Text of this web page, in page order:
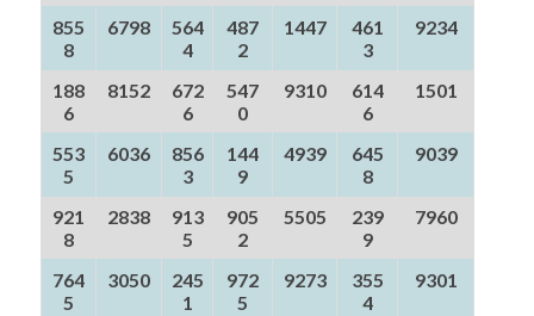
855
8
6798
564
4
487
2
1447
461
3
9234
188
6
8152
672
6
547
0
9310
614
6
1501
553
5
6036
856
3
144
9
4939
645
8
9039
921
8
2838
913
5
905
2
5505
239
9
7960
764
5
3050
245
1
972
5
9273
355
4
9301